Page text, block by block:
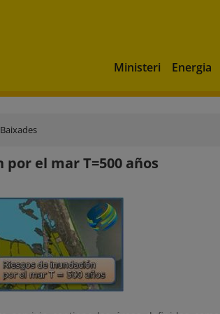
Ministeri Energia
Baixades
por el mar T=500 años